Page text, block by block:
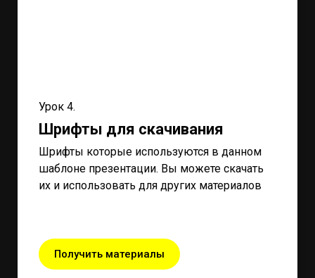
Урок 4.
Шрифты для скачивания
Шрифты которые используются в данном
шаблоне презентации. Вы можете скачать
их и использовать для других материалов
Получить материалы